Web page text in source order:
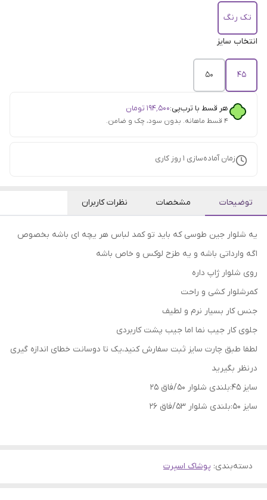
تک رنگ
انتخاب سایز
45
50
هر قسط با ترب‌پی:۱۹۴٬۵۰۰ تومان
۴ قسط ماهانه. بدون سود، چک و ضامن.
زمان آماده‌سازی 1 روز کاری
توضیحات مشخصات نظرات کاربران
یه شلوار جین طوسی که باید تو کمد لباس هر یچه ای باشه بخصوص
اگه وارداتی باشه و یه طزح لوکس و خاص باشه
روی شلوار ژاپ داره
کمرشلوار کشی و راحت
جنس کار بسیار نرم و لطیف
جلوی کار جیب نما اما جیب پشت کاربردی
لطفا طبق چارت سایز ثبت سفارش کنید،یک تا دوسانت خطای اندازه گیری
درنظر بگیرید
سایز 45:بلندی شلوار 50/فاق 25
سایز 50:بلندی شلوار 53/فاق 26
دسته‌بندی: پوشاک اسپرت